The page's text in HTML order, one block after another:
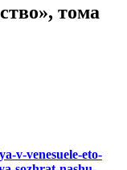
тома
v-venesuele-eto-